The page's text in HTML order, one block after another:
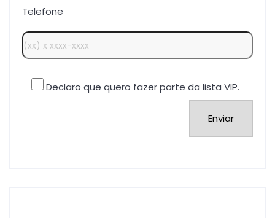
Telefone
Declaro que quero fazer parte da lista VIP.